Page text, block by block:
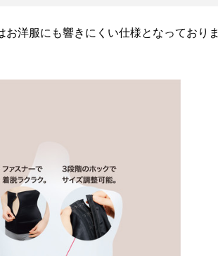
洋服にも響きにくい仕様となっておりま